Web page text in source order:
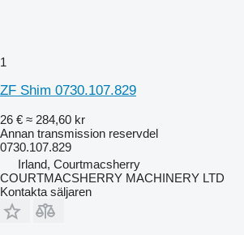
1
ZF Shim 0730.107.829
26 € ≈ 284,60 kr
Annan transmission reservdel
0730.107.829
Irland, Courtmacsherry
COURTMACSHERRY MACHINERY LTD
Kontakta säljaren